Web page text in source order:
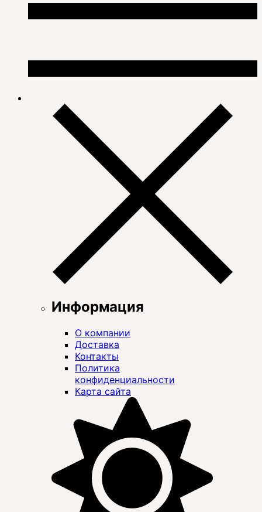
Информация
О компании
Доставка
Контакты
Политика
конфиденциальности
Карта сайта